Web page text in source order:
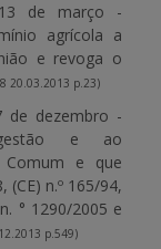
de março -
agrícola a
e revoga o
20.03.2013 p.23)
de dezembro -
e ao
Comum e que
(CE) n.º 165/94,
° 1290/2005 e
p.549)